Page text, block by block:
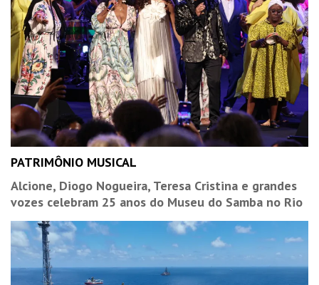
PATRIMÔNIO MUSICAL
Alcione, Diogo Nogueira, Teresa Cristina e grandes
vozes celebram 25 anos do Museu do Samba no Rio